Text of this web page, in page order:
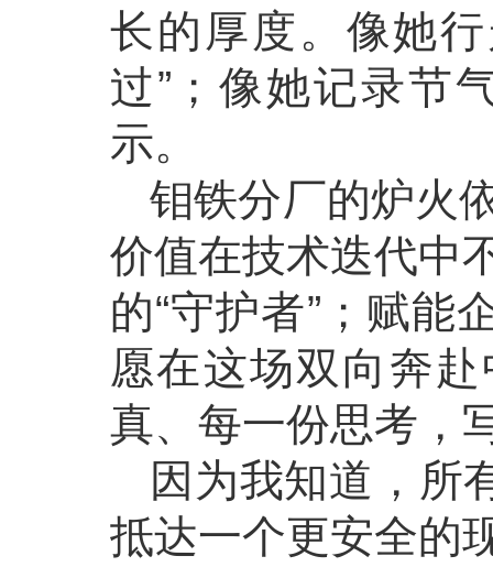
长的厚度。像她
过”；像她记录节
示。
钼铁分厂的炉火
价值在技术迭代中
的“守护者”；赋能
愿在这场双向奔
真、每一份思考，
因为我知道，所
抵达一个更安全的